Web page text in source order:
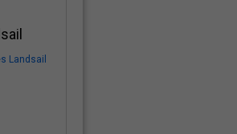
Landsail